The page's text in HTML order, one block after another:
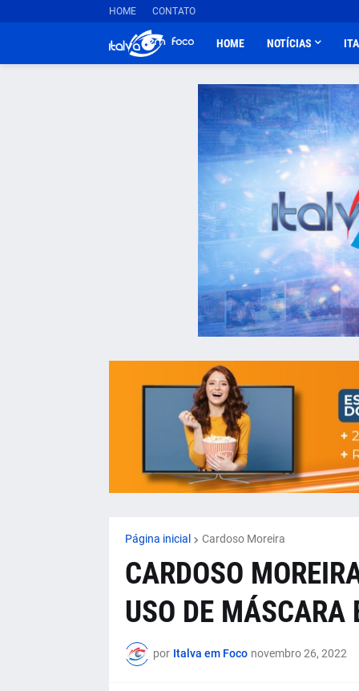
HOME CONTATO
HOME NOTÍCIAS
Página inicial Cardoso Moreira
CARDOSO
USO DE MÁSCARA
por Italva em Foco novembro 26, 2022